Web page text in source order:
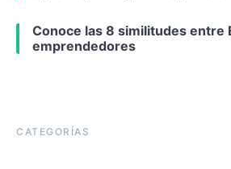
Conoce las 8 similitudes entre
emprendedores
CATEGORÍAS